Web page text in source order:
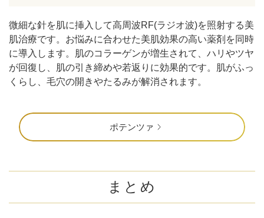
微細な針を肌に挿入して高周波RF(ラジオ波)を照射する美
肌治療です。お悩みに合わせた美肌効果の高い薬剤を同時
に導入します。肌のコラーゲンが増生されて、ハリやツヤ
が回復し、肌の引き締めや若返りに効果的です。肌がふっ
くらし、毛穴の開きやたるみが解消されます。
ポテンツァ
まとめ